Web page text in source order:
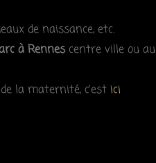
de naissance, etc.
à Rennescentre ville ou au
la maternité, c’est ici